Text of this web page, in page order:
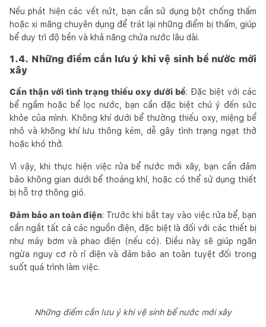
Nếu phát hiện các vết nứt, bạn cần sử dụng bột chống thấm
hoặc xi măng chuyên dụng để trát lại những điểm bị thấm, giúp
bể duy trì độ bền và khả năng chứa nước lâu dài.
1.4. Những điểm cần lưu ý khi vệ sinh bể nước mới
xây
Cẩn thận với tình trạng thiếu oxy dưới bể: Đặc biệt với các
bể ngầm hoặc bể lọc nước, bạn cần đặc biệt chú ý đến sức
khỏe của mình. Không khí dưới bể thường thiếu oxy, miệng bể
nhỏ và không khí lưu thông kém, dễ gây tình trạng ngạt thở
hoặc khó thở.
Vì vậy, khi thực hiện việc rửa bể nước mới xây, bạn cần đảm
bảo không gian dưới bể thoáng khí, hoặc có thể sử dụng thiết
bị hỗ trợ thông gió.
Đảm bảo an toàn điện: Trước khi bắt tay vào việc rửa bể, bạn
cần ngắt tất cả các nguồn điện, đặc biệt là đối với các thiết bị
như máy bơm và phao điện (nếu có). Điều này sẽ giúp ngăn
ngừa nguy cơ rò rỉ điện và đảm bảo an toàn tuyệt đối trong
suốt quá trình làm việc.
Những điểm cần lưu ý khi vệ sinh bể nước mới xây